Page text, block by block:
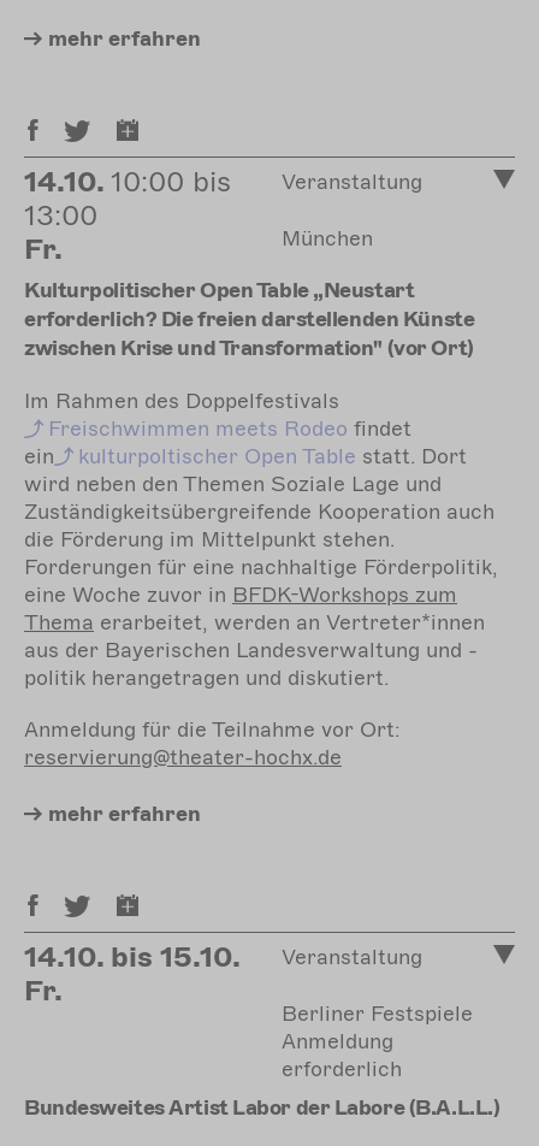
mehr erfahren
14.10. 10:00 bis
13:00
Fr.
Veranstaltung
München
Kulturpolitischer Open Table „Neustart
erforderlich? Die freien darstellenden Künste
zwischen Krise und Transformation" (vor Ort)
Im Rahmen des Doppelfestivals
Freischwimmen meets Rodeo findet
ein
kulturpoltischer Open Table statt. Dort
wird neben den Themen Soziale Lage und
Zuständigkeitsübergreifende Kooperation auch
die Förderung im Mittelpunkt stehen.
Forderungen für eine nachhaltige Förderpolitik,
eine Woche zuvor in BFDK-Workshops zum
Thema erarbeitet, werden an Vertreter*innen
aus der Bayerischen Landesverwaltung und -
politik herangetragen und diskutiert.
Anmeldung für die Teilnahme vor Ort:
reservierung@theater-hochx.de
mehr erfahren
14.10. bis 15.10.
Fr.
Veranstaltung
Berliner Festspiele
Anmeldung
erforderlich
Bundesweites Artist Labor der Labore (B.A.L.L.)